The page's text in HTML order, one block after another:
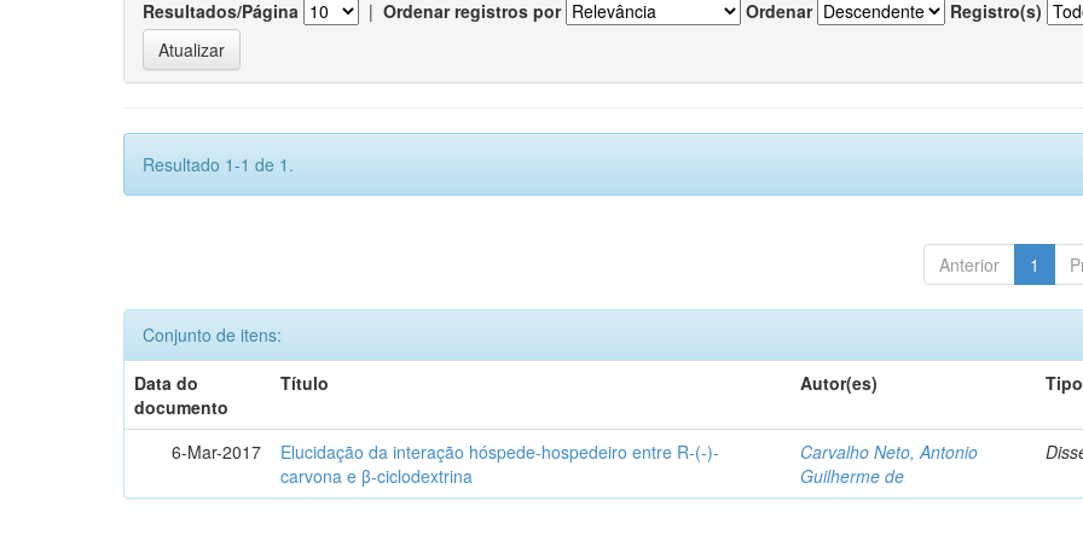
Resultados/Página | Ordenar registros por Ordenar Registro(s)
Resultado 1-1 de 1.
Anterior 1
Conjunto de itens:
Data do
documento
Título Autor(es) Tipo
6-Mar-2017
Elucidação da interação hóspede-hospedeiro entre R-(-)-
carvona e β-ciclodextrina
Carvalho Neto, Antonio
Guilherme de